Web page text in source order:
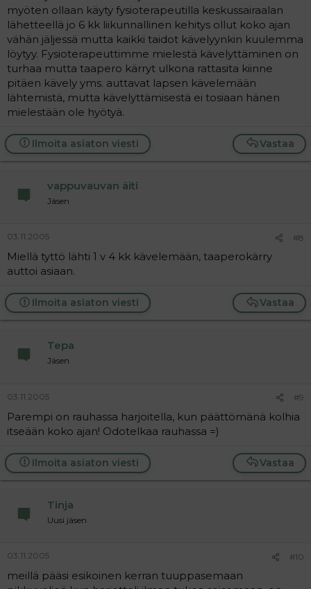
myöten ollaan käyty fysioterapeutilla keskussairaalan
lähetteellä jo 6 kk liikunnallinen kehitys ollut koko ajan
vähän jäljessä mutta kaikki taidot kävelyynkin kuulemma
löytyy. Fysioterapeuttimme mielestä kävelyttäminen on
turhaa mutta taapero kärryt ulkona rattasita kiinne
pitäen kävely yms. auttavat lapsen kävelemään
lähtemistä, mutta kävelyttämisestä ei tosiaan hänen
mielestään ole hyötyä.
Vastaa
Ilmoita asiaton viesti
vappuvauvan äiti
Jäsen
03.11.2005 #8
Miellä tyttö lähti 1 v 4 kk kävelemään, taaperokärry
auttoi asiaan.
Vastaa
Ilmoita asiaton viesti
Tepa
Jäsen
03.11.2005 #9
Parempi on rauhassa harjoitella, kun päättömänä kolhia
itseään koko ajan! Odotelkaa rauhassa =)
Vastaa
Ilmoita asiaton viesti
Tinja
Uusi jäsen
03.11.2005 #10
meillä pääsi esikoinen kerran tuuppasemaan